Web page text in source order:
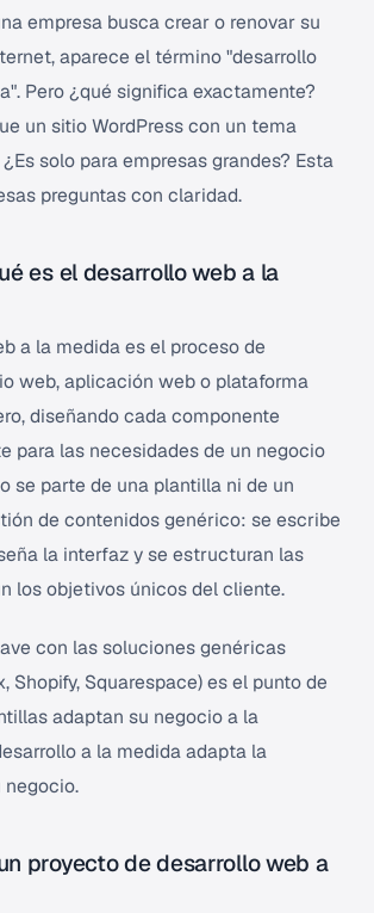
empresa busca crear o renovar su
aparece el término "desarrollo
Pero ¿qué significa exactamente?
un sitio WordPress con un tema
solo para empresas grandes? Esta
preguntas con claridad.
es el desarrollo web a la
a la medida es el proceso de
web, aplicación web o plataforma
diseñando cada componente
para las necesidades de un negocio
se parte de una plantilla ni de un
de contenidos genérico: se escribe
la interfaz y se estructuran las
los objetivos únicos del cliente.
con las soluciones genéricas
Shopify, Squarespace) es el punto de
adaptan su negocio a la
a la medida adapta la
proyecto de desarrollo web a